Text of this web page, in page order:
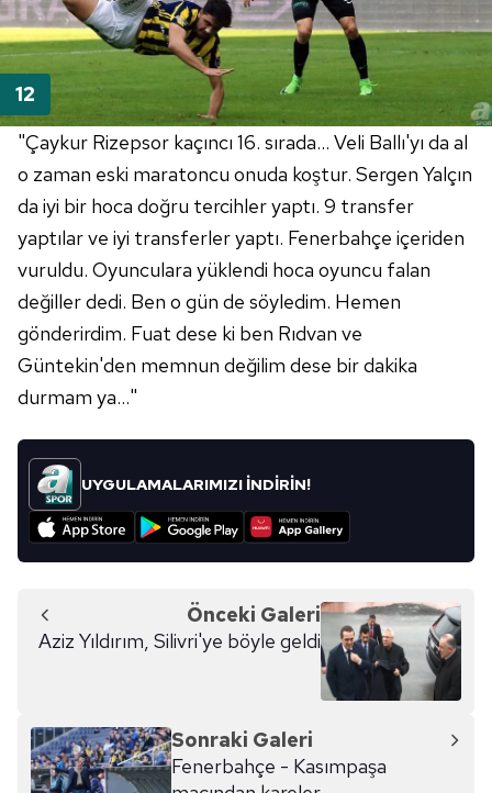
"Çaykur Rizepsor kaçıncı 16. sırada... Veli Ballı'yı da al
o zaman eski maratoncu onuda koştur. Sergen Yalçın
da iyi bir hoca doğru tercihler yaptı. 9 transfer
yaptılar ve iyi transferler yaptı. Fenerbahçe içeriden
vuruldu. Oyunculara yüklendi hoca oyuncu falan
değiller dedi. Ben o gün de söyledim. Hemen
gönderirdim. Fuat dese ki ben Rıdvan ve
Güntekin'den memnun değilim dese bir dakika
durmam ya..."
UYGULAMALARIMIZI İNDİRİN!
Önceki Galeri
Aziz Yıldırım, Silivri'ye böyle geldi
Sonraki Galeri
Fenerbahçe - Kasımpaşa